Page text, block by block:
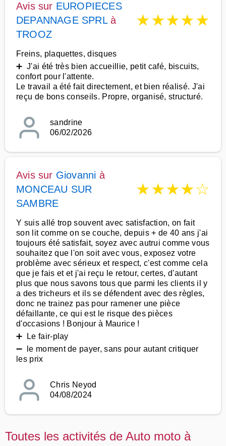
Avis sur EUROPIECES
DEPANNAGE SPRLà
TROOZ
★★★★★
Freins, plaquettes, disques
➕ J'ai été très bien accueillie, petit café, biscuits,
confort pour l'attente.
Le travail a été fait directement, et bien réalisé. J'ai
reçu de bons conseils. Propre, organisé, structuré.
sandrine
06/02/2026
Avis sur Giovanni à
MONCEAU SUR
SAMBRE
★★★★☆
Y suis allé trop souvent avec satisfaction, on fait
son lit comme on se couche, depuis + de 40 ans j'ai
toujours été satisfait, soyez avec autrui comme vous
souhaitez que l'on soit avec vous, exposez votre
problème avec sérieux et respect, c'est comme cela
que je fais et et j'ai reçu le retour, certes, d'autant
plus que nous savons tous que parmi les clients il y
a des tricheurs et ils se défendent avec des règles,
donc ne trainez pas pour ramener une pièce
défaillante, ce qui est le risque des pièces
d'occasions ! Bonjour à Maurice !
➕ Le fair-play
➖ le moment de payer, sans pour autant critiquer
les prix
Chris Neyod
04/08/2024
Toutes les activités de Auto moto à